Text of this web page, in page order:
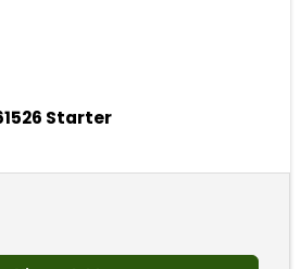
Starter